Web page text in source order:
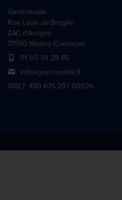
Gastronoble
Rue Louis de Broglie
ZAC d'Arvigny
77550 Moissy Cramayel
01 60 34 29 85
info@gastronoble.fr
SIRET: 480 675 297 00026